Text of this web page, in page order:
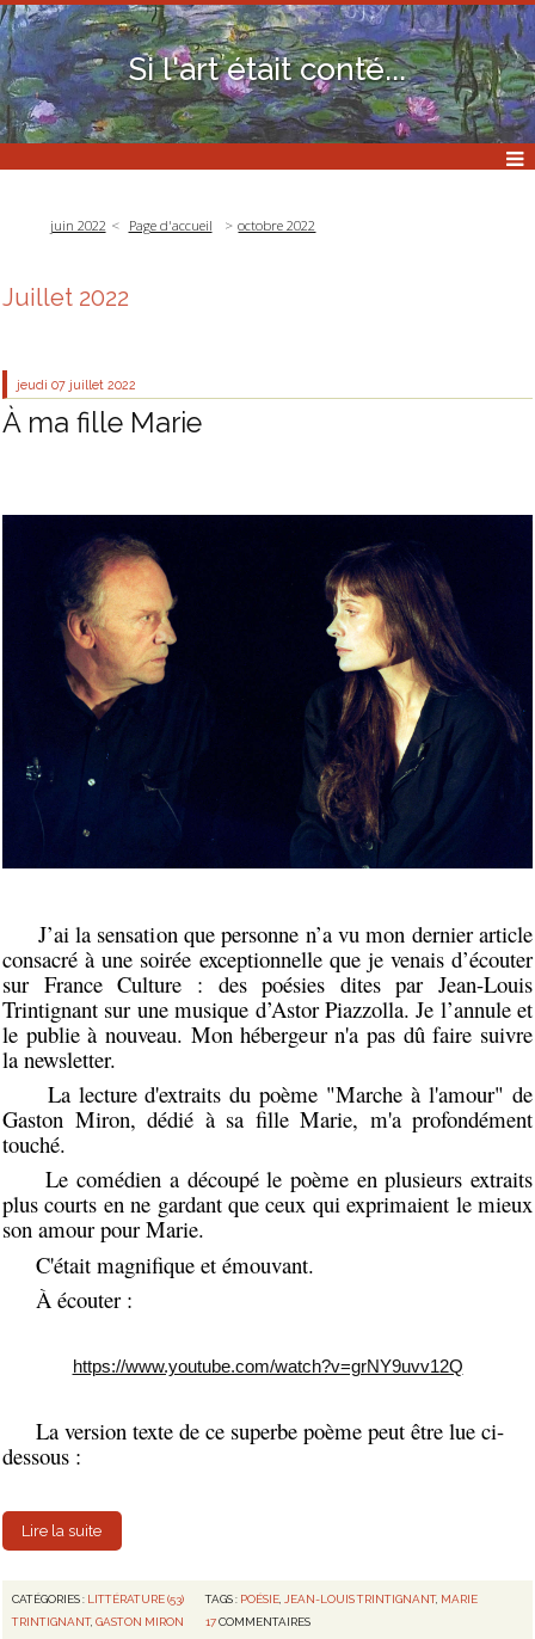
Si l'art était conté...
juin 2022 Page d'accueil octobre 2022
Juillet 2022
jeudi 07 juillet 2022
À ma fille Marie
J’ai la sensation que personne n’a vu mon dernier article
consacré à une soirée exceptionnelle que je venais d’écouter
sur France Culture : des poésies dites par Jean-Louis
Trintignant sur une musique d’Astor Piazzolla. Je l’annule et
le publie à nouveau. Mon hébergeur n'a pas dû faire suivre
la newsletter.
La lecture d'extraits du poème "Marche à l'amour" de
Gaston Miron, dédié à sa fille Marie, m'a profondément
touché.
Le comédien a découpé le poème en plusieurs extraits
plus courts en ne gardant que ceux qui exprimaient le mieux
son amour pour Marie.
C'était magnifique et émouvant.
À écouter :
https://www.youtube.com/watch?v=grNY9uvv12Q
La version texte de ce superbe poème peut être lue ci-
dessous :
Lire la suite
CATÉGORIES : LITTÉRATURE (53) TAGS : POÉSIE,JEAN-LOUIS TRINTIGNANT, MARIE
TRINTIGNANT,GASTON MIRON 17 COMMENTAIRES